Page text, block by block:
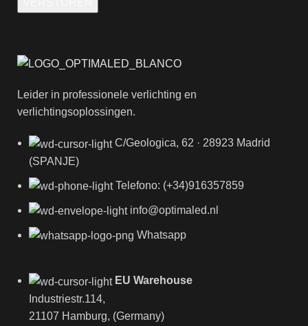
Leider in professionele verlichting en
verlichtingsoplossingen.
C/Geologica, 62 · 28923 Madrid
(SPANJE)
Telefono: (+34)916357859
info@optimaled.nl
Whatsapp
EU Warehouse
Industriestr.114,
21107 Hamburg, (Germany)